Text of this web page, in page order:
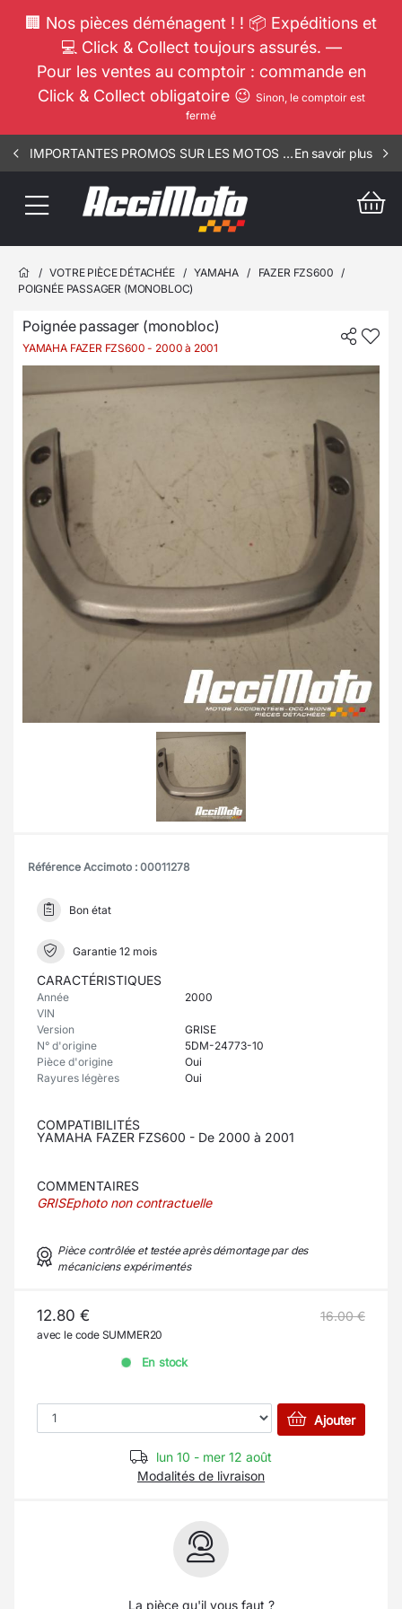
🏢 Nos pièces déménagent ! ! 📦 Expéditions et
💻 Click & Collect toujours assurés. —
Pour les ventes au comptoir : commande en
Click & Collect obligatoire 😉 Sinon, le comptoir est
fermé
IMPORTANTES PROMOS SUR LES MOTOS COMPLETES !!! CONSULTEZ NOS ANNONCES ----- SCOOT - RIV - 1812 En savoir plus
/ VOTRE PIÈCE DÉTACHÉE / YAMAHA / FAZER FZS600
/
POIGNÉE PASSAGER (MONOBLOC)
Poignée passager (monobloc)
YAMAHA FAZER FZS600 - 2000 à 2001
Référence Accimoto : 00011278
Bon état
Garantie 12 mois
CARACTÉRISTIQUES
Année
2000
VIN
Version
GRISE
N° d'origine
5DM-24773-10
Pièce d'origine
Oui
Rayures légères
Oui
COMPATIBILITÉS
YAMAHA FAZER FZS600 - De 2000 à 2001
COMMENTAIRES
GRISEphoto non contractuelle
Pièce contrôlée et testée après démontage par des
mécaniciens expérimentés
12.80 € 16.00 €
avec le code SUMMER20
En stock
Ajouter
lun 10 - mer 12 août
Modalités de livraison
La pièce qu'il vous faut ?